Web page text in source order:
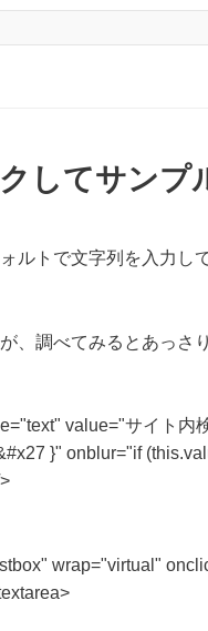
してサンプ
ルトで文字列を入力し
、調べてみるとあっさ
value="サイト内
}" onblur="if
wrap="virtual"